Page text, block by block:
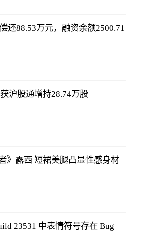
还88.53万元，融资余额2500.71
沪股通增持28.74万股
》露西 短裙美腿凸显性感身材
23531 中表情符号存在 Bug